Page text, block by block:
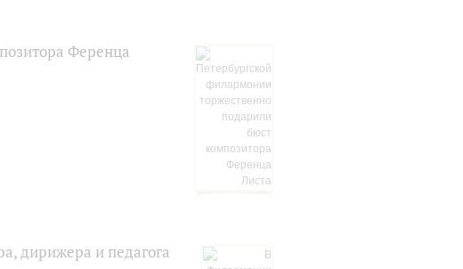
Ференца
дирижера и педагога